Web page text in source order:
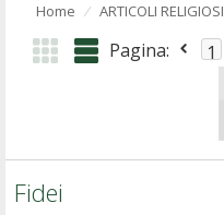
Home ⁄ ARTICOLI RELIGIOSI
Pagina: 1
Fidei